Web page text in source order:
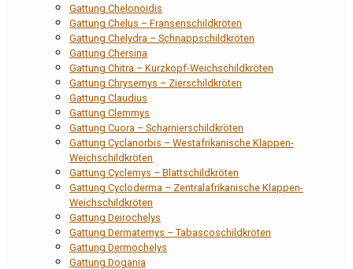
Gattung Chelonoidis
Gattung Chelus – Fransenschildkröten
Gattung Chelydra – Schnappschildkröten
Gattung Chersina
Gattung Chitra – Kurzkopf-Weichschildkröten
Gattung Chrysemys – Zierschildkröten
Gattung Claudius
Gattung Clemmys
Gattung Cuora – Scharnierschildkröten
Gattung Cyclanorbis – Westafrikanische Klappen-
Weichschildkröten
Gattung Cyclemys – Blattschildkröten
Gattung Cycloderma – Zentralafrikanische Klappen-
Weichschildkröten
Gattung Deirochelys
Gattung Dermatemys – Tabascoschildkröten
Gattung Dermochelys
Gattung Dogania